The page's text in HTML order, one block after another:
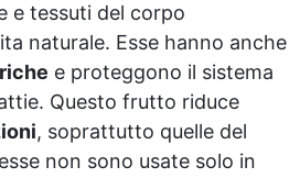
e tessuti del corpo
naturale. Esse hanno anche
e proteggono il sistema
Questo frutto riduce
, soprattutto quelle del
non sono usate solo in